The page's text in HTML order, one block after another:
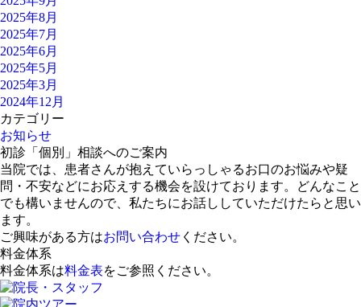
2025年8月
2025年7月
2025年6月
2025年5月
2025年3月
2024年12月
カテゴリー
お知らせ
初診「個別」相談へのご案内
当院では、患者さんが抱えていらっしゃるお口のお悩みや疑
問・不安などにお応えする機会を設けております。どんなこと
でも構いませんので、私たちにお話ししていただけたらと思い
ます。
ご興味がある方はお問い合わせ ください。
料金体系
料金体系は料金表をご参照ください。